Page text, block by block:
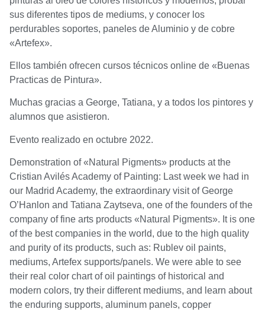
sus diferentes tipos de mediums, y conocer los
perdurables soportes, paneles de Aluminio y de cobre
«Artefex».
Ellos también ofrecen cursos técnicos online de «Buenas
Practicas de Pintura».
Muchas gracias a George, Tatiana, y a todos los pintores y
alumnos que asistieron.
Evento realizado en octubre 2022.
Demonstration of «Natural Pigments» products at the
Cristian Avilés Academy of Painting: Last week we had in
our Madrid Academy, the extraordinary visit of George
O’Hanlon and Tatiana Zaytseva, one of the founders of the
company of fine arts products «Natural Pigments». It is one
of the best companies in the world, due to the high quality
and purity of its products, such as: Rublev oil paints,
mediums, Artefex supports/panels. We were able to see
their real color chart of oil paintings of historical and
modern colors, try their different mediums, and learn about
the enduring supports, aluminum panels, copper